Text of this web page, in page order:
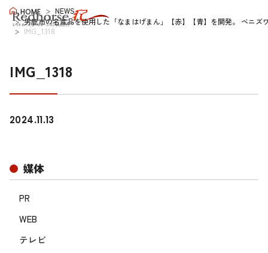
HOME
NEWS
男鹿市の名産品を使用した「なまはげまん」【赤】【青】を開発。 ベニ
IMG_1318
IMG_1318
媒体
PR
WEB
テレビ
2024.11.13